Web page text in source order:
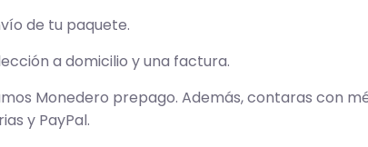
de tu paquete.
a domicilio y una factura.
Monedero prepago. Además, contaras con
y PayPal.